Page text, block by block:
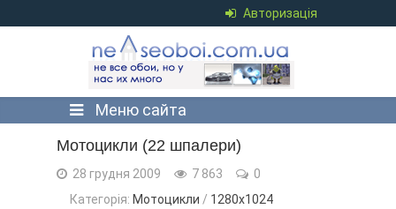
Авторизація
Меню сайта
Мотоцикли (22 шпалери)
28 грудня 2009 7 863
0
Категорія: Мотоцикли / 1280х1024